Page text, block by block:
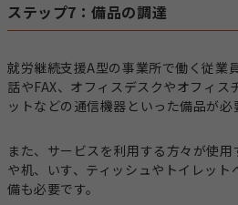
ステップ7：備品の調達
就労継続支援A型の事業所で働く従業
話やFAX、オフィスデスクやオフィス
ットなどの通信機器といった備品が必
また、サービスを利用する方々が使
や机、いす、ティッシュやトイレッ
備も必要です。